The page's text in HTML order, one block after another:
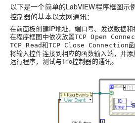
以下是一个简单的LabVIEW程序框图示
控制器的基本以太网通讯：
在前面板创建IP地址、端口号、发送数据和
在程序框图中依次放置TCP Open
TCP Read和TCP Close Connection
将输入控件连接到相应的函数输入端，并添
运行程序，测试与Trio控制器的通讯。